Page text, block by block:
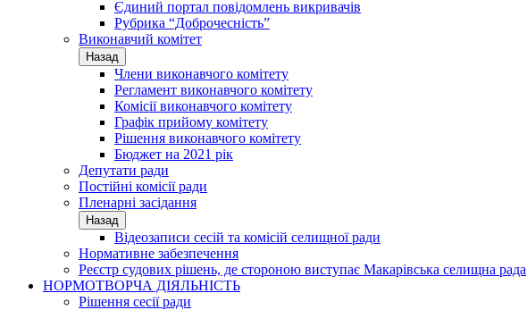
Єдиний портал повідомлень викривачів
Рубрика “Доброчесність”
Виконавчий комітет
Назад
Члени виконавчого комітету
Регламент виконавчого комітету
Комісії виконавчого комітету
Графік прийому комітету
Рішення виконавчого комітету
Бюджет на 2021 рік
Депутати ради
Постійні комісії ради
Пленарні засідання
Назад
Відеозаписи сесій та комісій селищної ради
Нормативне забезпечення
Реєстр судових рішень, де стороною виступає Макарівська селищна рада
НОРМОТВОРЧА ДІЯЛЬНІСТЬ
Рішення сесії ради